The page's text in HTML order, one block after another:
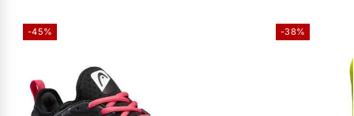
-45% -38%